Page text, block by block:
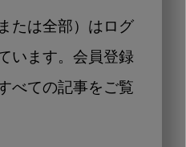
たは全部）はログ
います。会員登録
べての記事をご覧